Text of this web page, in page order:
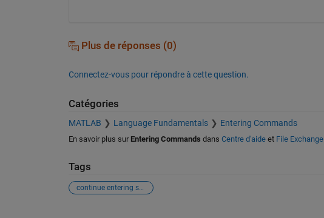
Plus de réponses (0)
Connectez-vous pour répondre à cette question.
Catégories
MATLAB Language Fundamentals Entering Commands
En savoir plus sur Entering Commands dans Centre d'aideet File Exchange
Tags
continue entering statement